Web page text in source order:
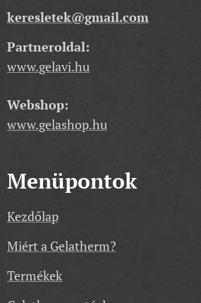
keresletek@gmail.com
Partneroldal:
www.gelavi.hu
Webshop:
www.gelashop.hu
Menüpontok
Kezdőlap
Miért a Gelatherm?
Termékek